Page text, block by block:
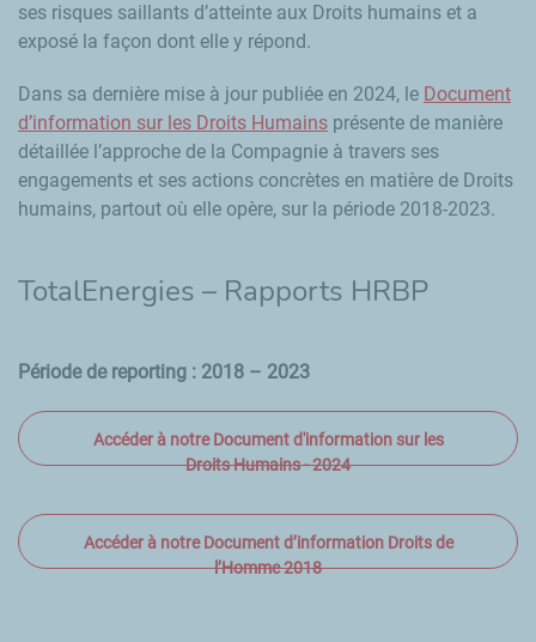
ses risques saillants d’atteinte aux Droits humains et a
exposé la façon dont elle y répond.
Dans sa dernière mise à jour publiée en 2024, le Document
d’information sur les Droits Humains présente de manière
détaillée l’approche de la Compagnie à travers ses
engagements et ses actions concrètes en matière de Droits
humains, partout où elle opère, sur la période 2018-2023.
TotalEnergies – Rapports HRBP
Période de reporting : 2018 – 2023
Accéder à notre Document d'information sur les
Droits Humains - 2024
Accéder à notre Document d’information Droits de
l’Homme 2018